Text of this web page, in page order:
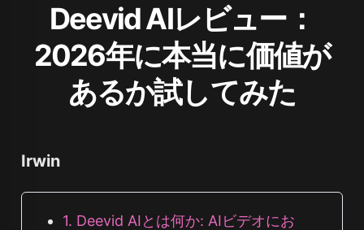
Deevid AIレビュー：
2026年に本当に価値が
あるか試してみた
Irwin
1. Deevid AIとは何か: AIビデオにお